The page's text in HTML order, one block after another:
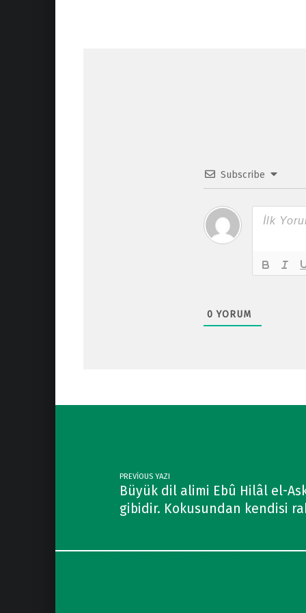
Subscribe
0 YORUM
Post navigation
PREVIOUS YAZI
Büyük dil alimi Ebû Hilâl el-
gibidir. Kokusundan kendisi